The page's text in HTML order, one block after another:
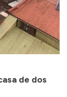
de dos